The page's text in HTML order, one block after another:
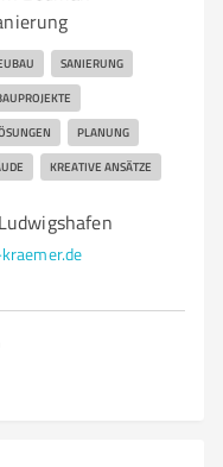
SANIERUNG
PLANUNG
KREATIVE ANSÄTZE